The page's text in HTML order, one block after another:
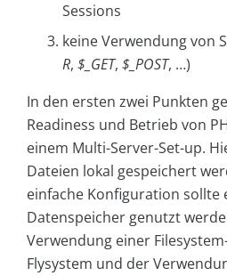
Sessions
keine Verwendung von
R, $_GET, $_POST, …)
In den ersten zwei Punkten
Readiness und Betrieb von
einem Multi-Server-Set-up.
Dateien lokal gespeichert
einfache Konfiguration sollte
Datenspeicher genutzt
Verwendung einer
Flysystem und der